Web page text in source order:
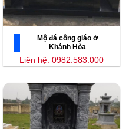
Mộ đá công giáo ở
Khánh Hòa
Liên hệ: 0982.583.000